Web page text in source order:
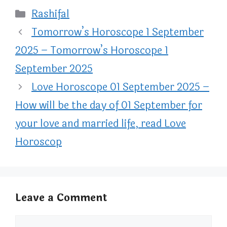
Categories
Rashifal
Tomorrow’s Horoscope 1 September
2025 – Tomorrow’s Horoscope 1
September 2025
Love Horoscope 01 September 2025 –
How will be the day of 01 September for
your love and married life, read Love
Horoscop
Leave a Comment